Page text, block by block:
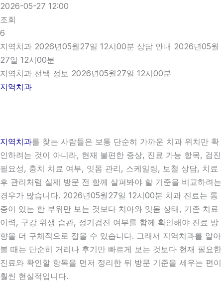
2026-05-27 12:00
조회
6
지역치과 2026년05월27일 12시00분 상담 안내 2026년05월
27일 12시00분
지역치과 선택 정보 2026년05월27일 12시00분
지역치과
지역치과를 찾는 사람들은 보통 단순히 가까운 치과 위치만 확
인하려는 것이 아니라, 현재 불편한 증상, 진료 가능 항목, 검진
필요성, 충치 치료 여부, 잇몸 관리, 스케일링, 보철 상담, 치료
후 관리처럼 실제 방문 전 함께 살펴봐야 할 기준을 비교하려는
경우가 많습니다. 2026년05월27일 12시00분 치과 진료는 통
증이 있는 한 부위만 보는 것보다 치아와 잇몸 상태, 기존 치료
이력, 구강 위생 습관, 정기검진 여부를 함께 확인해야 진료 방
향을 더 구체적으로 잡을 수 있습니다. 그래서 지역치과를 알아
볼 때는 단순히 거리나 후기만 빠르게 보는 것보다 현재 필요한
진료와 확인할 항목을 먼저 정리한 뒤 방문 기준을 세우는 편이
훨씬 현실적입니다.